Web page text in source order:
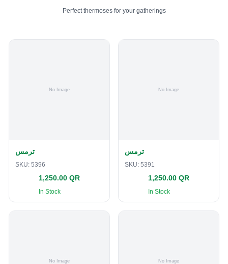
Perfect thermoses for your gatherings
ترمس
SKU: 5396
1,250.00 QR
In Stock
ترمس
SKU: 5391
1,250.00 QR
In Stock